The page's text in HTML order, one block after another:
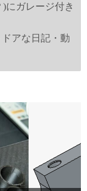
にガレージ付き
アな日記・動